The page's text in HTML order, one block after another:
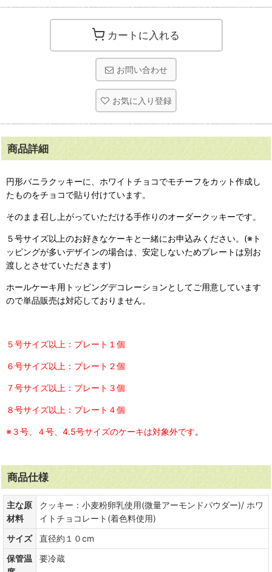
カートに入れる
お問い合わせ
お気に入り登録
商品詳細
円形バニラクッキーに、ホワイトチョコでモチーフをカット作成し
たものをチョコで貼り付けています。
そのまま召し上がっていただける手作りのオーダークッキーです。
５号サイズ以上のお好きなケーキと一緒にお申込みください。(※ト
ッピングが多いデザインの場合は、安定しないためプレートは別お
渡しとさせていただきます)
ホールケーキ用トッピングデコレーションとしてご用意しています
ので単品販売は対応しておりません。
５号サイズ以上：プレート１個
６号サイズ以上：プレート２個
７号サイズ以上：プレート３個
８号サイズ以上：プレート４個
※３号、４号、4.5号サイズのケーキは対象外です。
商品仕様
主な原
材料
クッキー：小麦粉卵乳使用(微量アーモンドパウダー)/ ホワ
イトチョコレート(着色料使用)
サイズ
直径約１０cm
保管温
要冷蔵